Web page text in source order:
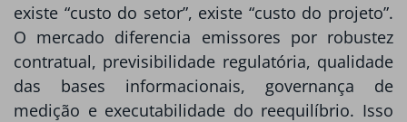
existe “custo do setor”, existe “custo do projeto”.
O mercado diferencia emissores por robustez
contratual, previsibilidade regulatória, qualidade
das bases informacionais, governança de
medição e executabilidade do reequilíbrio. Isso